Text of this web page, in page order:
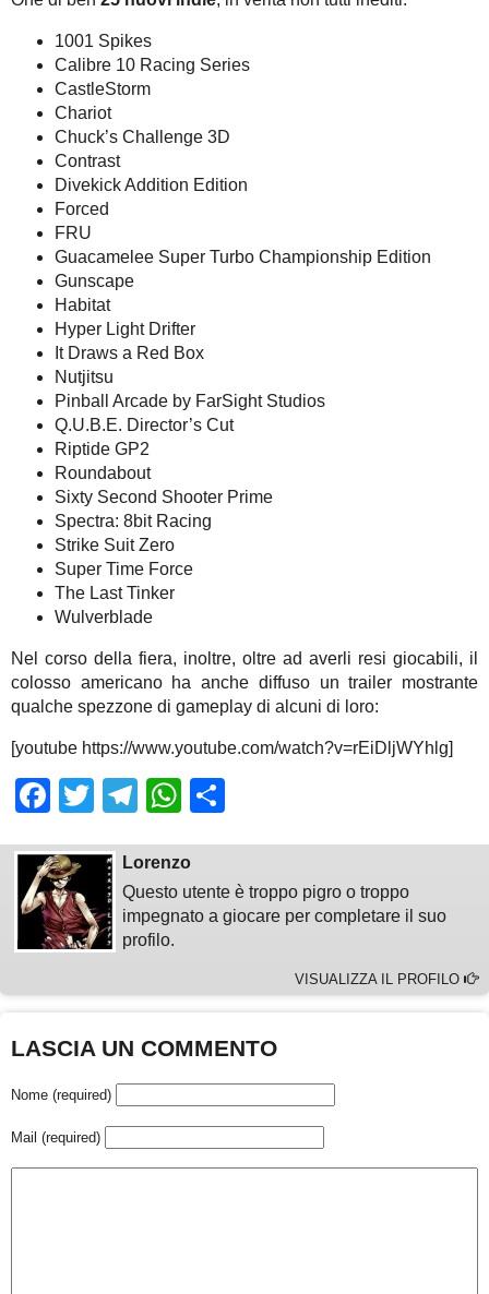
1001 Spikes
Calibre 10 Racing Series
CastleStorm
Chariot
Chuck’s Challenge 3D
Contrast
Divekick Addition Edition
Forced
FRU
Guacamelee Super Turbo Championship Edition
Gunscape
Habitat
Hyper Light Drifter
It Draws a Red Box
Nutjitsu
Pinball Arcade by FarSight Studios
Q.U.B.E. Director’s Cut
Riptide GP2
Roundabout
Sixty Second Shooter Prime
Spectra: 8bit Racing
Strike Suit Zero
Super Time Force
The Last Tinker
Wulverblade
Nel corso della fiera, inoltre, oltre ad averli resi giocabili, il
colosso americano ha anche diffuso un trailer mostrante
qualche spezzone di gameplay di alcuni di loro:
[youtube https://www.youtube.com/watch?v=rEiDljWYhlg]
Facebook
TwitterTelegram
WhatsApp
Lorenzo
Questo utente è troppo pigro o troppo
impegnato a giocare per completare il suo
profilo.
VISUALIZZA IL PROFILO
LASCIA UN COMMENTO
Nome (required)
Mail (required)